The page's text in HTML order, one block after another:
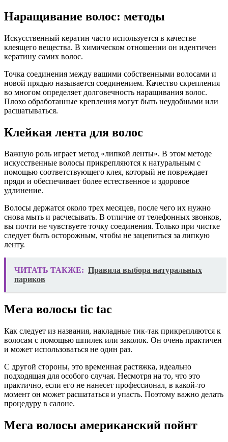
Наращивание волос: методы
Искусственный кератин часто используется в качестве
клеящего вещества. В химическом отношении он идентичен
кератину самих волос.
Точка соединения между вашими собственными волосами и
новой прядью называется соединением. Качество скрепления
во многом определяет долговечность наращивания волос.
Плохо обработанные крепления могут быть неудобными или
расшатываться.
Клейкая лента для волос
Важную роль играет метод «липкой ленты». В этом методе
искусственные волосы прикрепляются к натуральным с
помощью соответствующего клея, который не повреждает
пряди и обеспечивает более естественное и здоровое
удлинение.
Волосы держатся около трех месяцев, после чего их нужно
снова мыть и расчесывать. В отличие от телефонных звонков,
вы почти не чувствуете точку соединения. Только при чистке
следует быть осторожным, чтобы не зацепиться за липкую
ленту.
ЧИТАТЬ ТАКЖЕ: Правила выбора натуральных
париков
Мега волосы tic tac
Как следует из названия, накладные тик-так прикрепляются к
волосам с помощью шпилек или заколок. Он очень практичен
и может использоваться не один раз.
С другой стороны, это временная растяжка, идеально
подходящая для особого случая. Несмотря на то, что это
практично, если его не нанесет профессионал, в какой-то
момент он может расшататься и упасть. Поэтому важно делать
процедуру в салоне.
Мега волосы американский пойнт